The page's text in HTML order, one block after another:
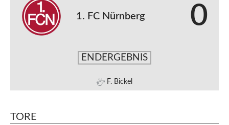
1. FC Nürnberg 0
ENDERGEBNIS
F. Bickel
TORE